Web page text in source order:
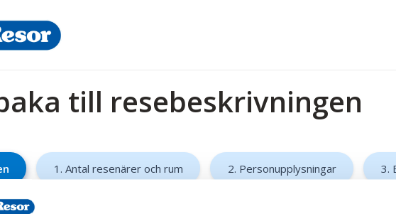
till resebeskrivningen
1. Antal resenärer och rum 2. Personupplysningar 3.